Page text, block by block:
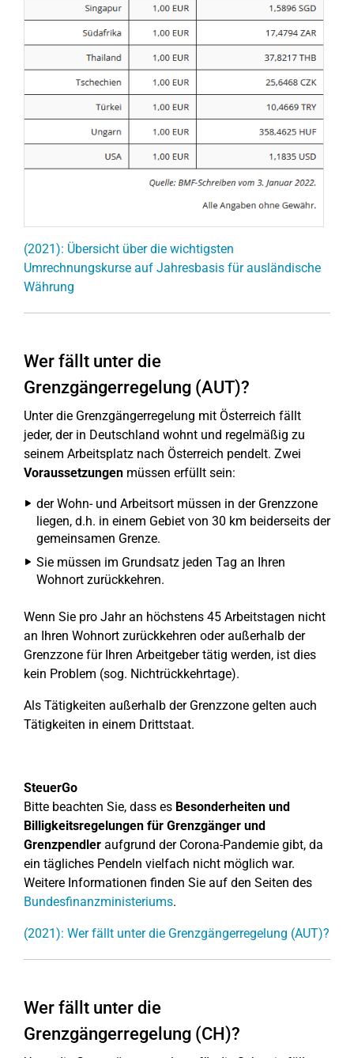
(2021): Übersicht über die wichtigsten
Umrechnungskurse auf Jahresbasis für ausländische
Währung
Wer fällt unter die
Grenzgängerregelung (AUT)?
Unter die Grenzgängerregelung mit Österreich fällt
jeder, der in Deutschland wohnt und regelmäßig zu
seinem Arbeitsplatz nach Österreich pendelt. Zwei
Voraussetzungen müssen erfüllt sein:
der Wohn- und Arbeitsort müssen in der Grenzzone
liegen, d.h. in einem Gebiet von 30 km beiderseits der
gemeinsamen Grenze.
Sie müssen im Grundsatz jeden Tag an Ihren
Wohnort zurückkehren.
Wenn Sie pro Jahr an höchstens 45 Arbeitstagen nicht
an Ihren Wohnort zurückkehren oder außerhalb der
Grenzzone für Ihren Arbeitgeber tätig werden, ist dies
kein Problem (sog. Nichtrückkehrtage).
Als Tätigkeiten außerhalb der Grenzzone gelten auch
Tätigkeiten in einem Drittstaat.
SteuerGo
Bitte beachten Sie, dass es Besonderheiten und
Billigkeitsregelungen für Grenzgänger und
Grenzpendler aufgrund der Corona-Pandemie gibt, da
ein tägliches Pendeln vielfach nicht möglich war.
Weitere Informationen finden Sie auf den Seiten des
Bundesfinanzministeriums.
(2021): Wer fällt unter die Grenzgängerregelung (AUT)?
Wer fällt unter die
Grenzgängerregelung (CH)?